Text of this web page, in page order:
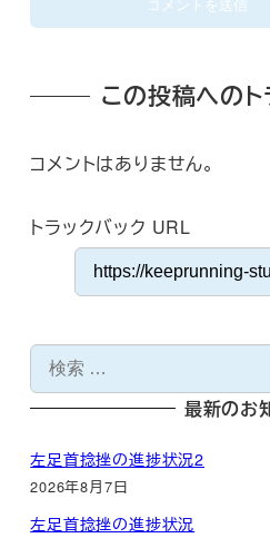
この投稿へのト
コメントはありません。
トラックバック URL
検
索
最新のお
左足首捻挫の進捗状況2
2026年8月7日
左足首捻挫の進捗状況